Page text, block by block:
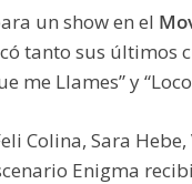
un show en el
tanto sus últimos
me Llames” y
Colina, Sara
Enigma